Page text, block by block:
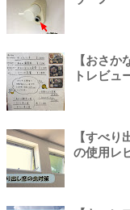
【おさ
トレビュ
【すべ
の使用レ